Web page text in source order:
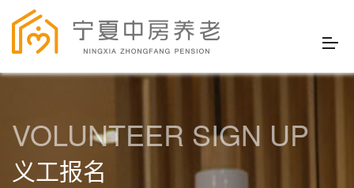
VOLUNTEER SIGN UP
义工报名